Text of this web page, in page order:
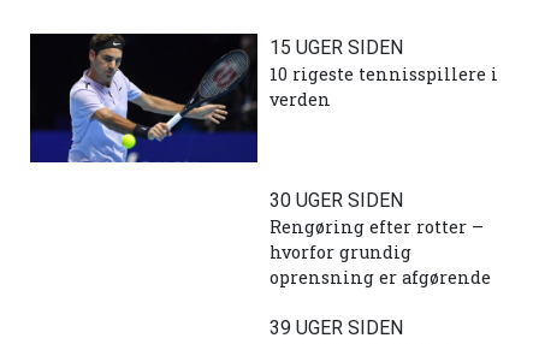
15 UGER SIDEN
10 rigeste tennisspillere i
verden
30 UGER SIDEN
Rengøring efter rotter –
hvorfor grundig
oprensning er afgørende
39 UGER SIDEN